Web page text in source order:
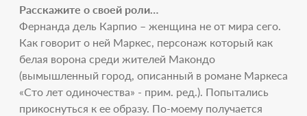
Расскажите о своей роли…
Фернанда дель Карпио – женщина не от мира сего.
Как говорит о ней Маркес, персонаж который как
белая ворона среди жителей Макондо
(вымышленный город, описанный в романе Маркеса
«Сто лет одиночества» - прим. ред.). Попытались
прикоснуться к ее образу. По-моему получается